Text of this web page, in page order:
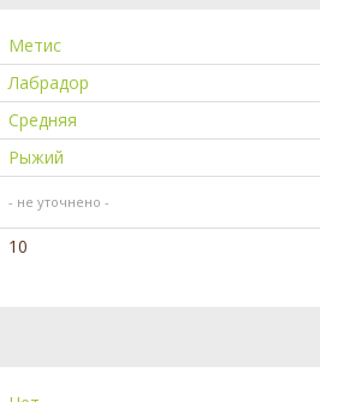
Метис
Лабрадор
Средняя
Рыжий
- не уточнено -
10